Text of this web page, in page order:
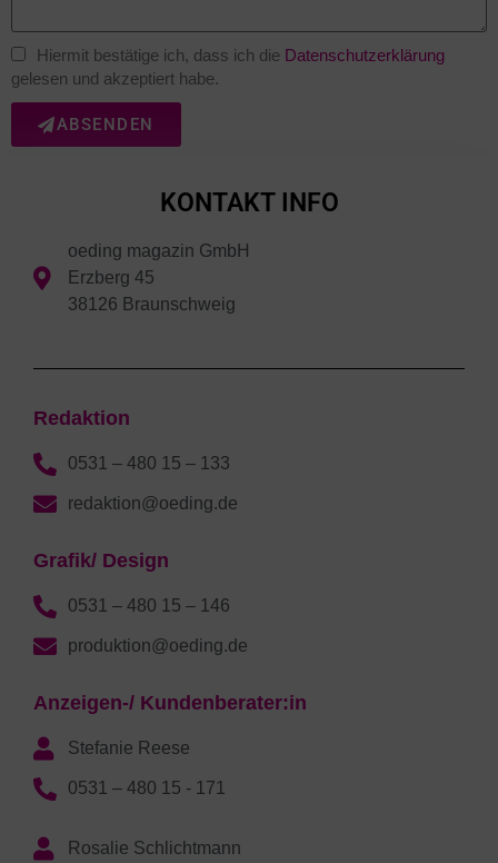
Hiermit bestätige ich, dass ich die Datenschutzerklärung
gelesen und akzeptiert habe.
ABSENDEN
KONTAKT INFO
oeding magazin GmbH
Erzberg 45
38126 Braunschweig
Redaktion
0531 – 480 15 – 133
redaktion@oeding.de
Grafik/ Design
0531 – 480 15 – 146
produktion@oeding.de
Anzeigen-/ Kundenberater:in
Stefanie Reese
0531 – 480 15 - 171
Rosalie Schlichtmann